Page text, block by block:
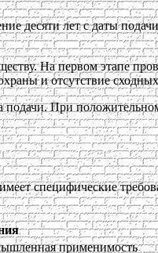
десяти лет с даты
На первом этапе
и отсутствие
подачи. При
специфические
применимость